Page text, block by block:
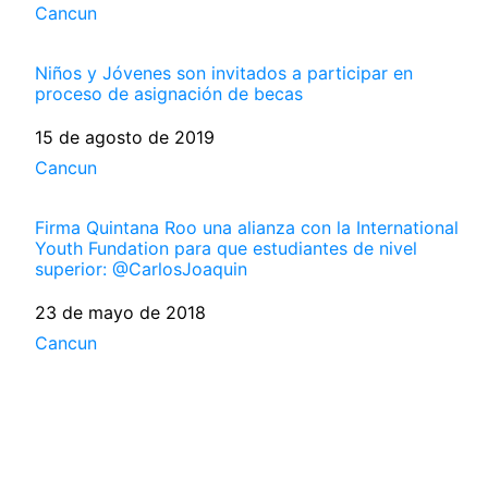
Respecto a
Cancun
Niños y Jóvenes son invitados a participar en
proceso de asignación de becas
Fecha
15 de agosto de 2019
Respecto a
Cancun
Firma Quintana Roo una alianza con la International
Youth Fundation para que estudiantes de nivel
superior: @CarlosJoaquin
Fecha
23 de mayo de 2018
Respecto a
Cancun